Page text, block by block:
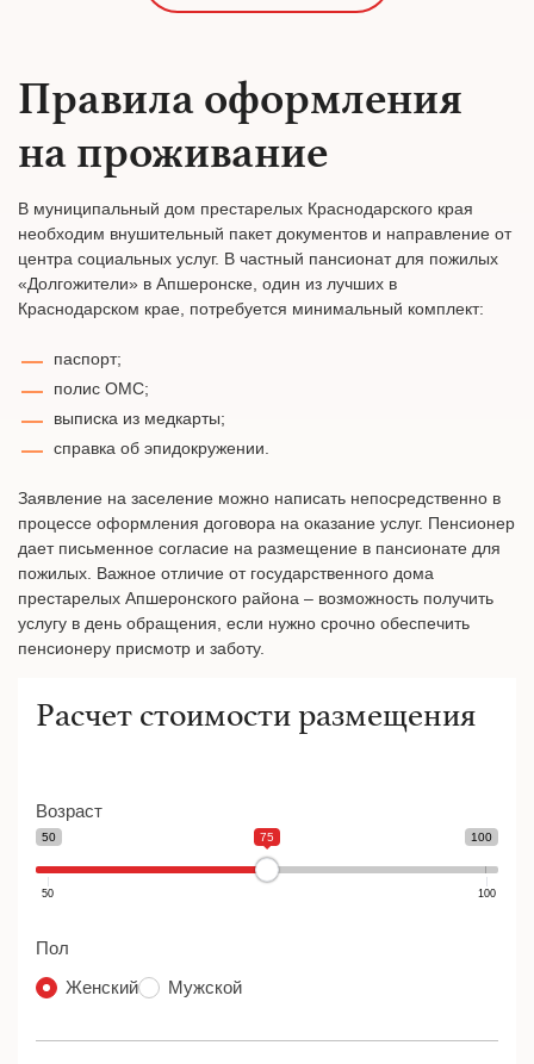
Правила оформления
на проживание
В муниципальный дом престарелых Краснодарского края
необходим внушительный пакет документов и направление от
центра социальных услуг. В частный пансионат для пожилых
«Долгожители» в Апшеронске, один из лучших в
Краснодарском крае, потребуется минимальный комплект:
паспорт;
полис ОМС;
выписка из медкарты;
справка об эпидокружении.
Заявление на заселение можно написать непосредственно в
процессе оформления договора на оказание услуг. Пенсионер
дает письменное согласие на размещение в пансионате для
пожилых. Важное отличие от государственного дома
престарелых Апшеронского района – возможность получить
услугу в день обращения, если нужно срочно обеспечить
пенсионеру присмотр и заботу.
Расчет стоимости размещения